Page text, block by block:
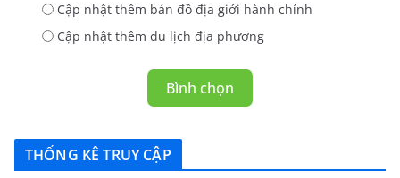
Cập nhật thêm bản đồ địa giới hành chính
Cập nhật thêm du lịch địa phương
Bình chọn
THỐNG KÊ TRUY CẬP